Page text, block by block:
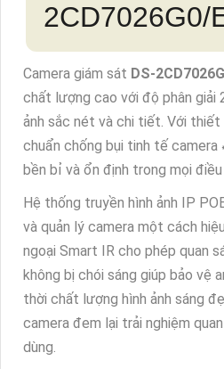
2CD7026G0/
Camera giám sát DS-
chất lượng cao với độ phân giải
ảnh sắc nét và chi tiết. Với thiết
chuẩn chống bụi tinh tế camera
bền bỉ và ổn định trong mọi
Hệ thống truyền hình ảnh IP
và quản lý camera một cách
ngoại Smart IR cho phép quan
không bị chói sáng giúp bảo vệ
thời chất lượng hình ảnh sáng
camera đem lại trải nghiệm
dùng.